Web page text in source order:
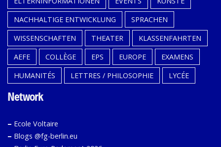
NACHHALTIGE ENTWICKLUNG
SPRACHEN
WISSENSCHAFTEN
THEATER
KLASSENFAHRTEN
AEFE
COLLÈGE EPS EUROPE
EXAMENS
HUMANITÉS
LETTRES / PHILOSOPHIE LYCÉE
Network
– Ecole Voltaire
– Blogs @fg-berlin.eu